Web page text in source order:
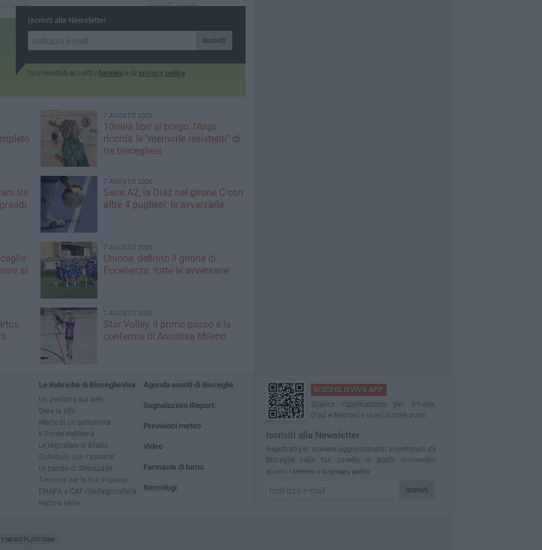
chi
tutto
dalla 40 alla 46
Iscriviti alla Newsletter
Iscriviti
Iscrivendoti accetti i termini e la privacy policy
7 AGOSTO 2026
10mila libri al borgo, l'Anpi
ricorda le "memorie resistenti" di
tre biscegliesi
tre
7 AGOSTO 2026
Serie A2, la Diaz nel girone C con
altre 4 pugliesi: le avversarie
al
7 AGOSTO 2026
Unione, definito il girone di
Eccellenza: tutte le avversarie
7 AGOSTO 2026
Star Volley, il primo passo è la
conferma di Annalisa Mileno
Le Rubriche di BisceglieViva
Un pediatra sul web
Dare la vita
Morte di un gettonista
Il Ponte dell'Almà
Le ragnatele di Ersilia
Colloquio con l'assente
Le parole di Sherazade
T-innova per la tua impresa
ENAPA e CAF Confagricoltura
Natura varia
Agenda eventi di Bisceglie
Segnalazioni iReport
Previsioni meteo
Video
Farmacie di turno
Necrologi
BISCEGLIEVIVA APP
Scarica l'applicazione per iPhone,
iPad e Android e ricevi notizie push
Iscriviti alla Newsletter
Registrati per ricevere aggiornamenti e contenuti da
Bisceglie nella tua casella di posta
Iscrivendoti
accetti i termini e la privacy policy
Iscriviti
NEWS PLATFORM